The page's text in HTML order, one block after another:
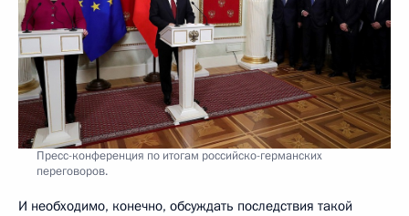
Пресс-конференция по итогам российско-германских
переговоров.
И необходимо, конечно, обсуждать последствия такой